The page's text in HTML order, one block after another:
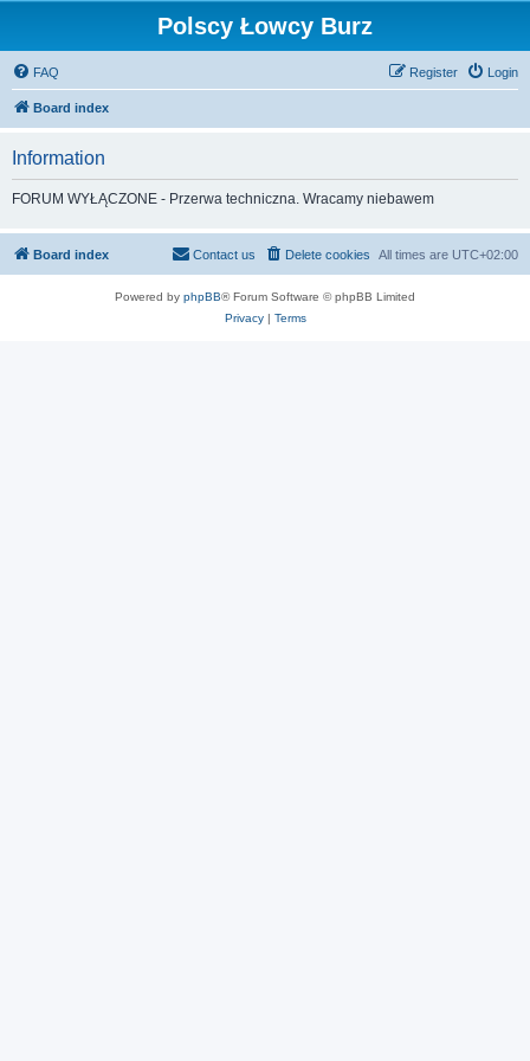
Polscy Łowcy Burz
FAQ Login
Register
Board index
Information
FORUM WYŁĄCZONE - Przerwa techniczna. Wracamy niebawem
Board index All times are UTC+02:00
Delete cookies
Contact us
Powered by phpBB® Forum Software © phpBB Limited
Privacy| Terms